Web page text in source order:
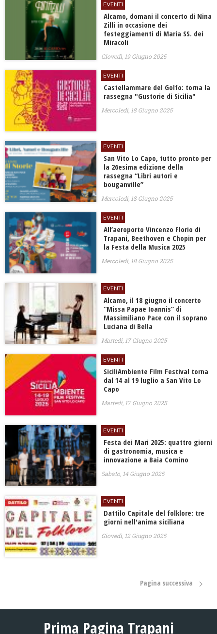
EVENTI
Alcamo, domani il concerto di Nina
Zilli in occasione dei
festeggiamenti di Maria SS. dei
Miracoli
Giovedì, 19 Giugno 2025
EVENTI
​Castellammare del Golfo: torna la
rassegna "Gustorie di Sicilia"
Mercoledì, 18 Giugno 2025
EVENTI
San Vito Lo Capo, tutto pronto per
la 26esima edizione della
rassegna “Libri autori e
bouganville”
Mercoledì, 18 Giugno 2025
EVENTI
All’aeroporto Vincenzo Florio di
Trapani, Beethoven e Chopin per
la Festa della Musica 2025
Mercoledì, 18 Giugno 2025
EVENTI
Alcamo, il 18 giugno il concerto
“Missa Papae Ioannis” di
Massimiliano Pace con il soprano
Luciana di Bella
Martedì, 17 Giugno 2025
EVENTI
SiciliAmbiente Film Festival torna
dal 14 al 19 luglio a San Vito Lo
Capo
Martedì, 17 Giugno 2025
EVENTI
Festa dei Mari 2025: quattro giorni
di gastronomia, musica e
innovazione a Baia Cornino
Sabato, 14 Giugno 2025
EVENTI
Dattilo Capitale del folklore: tre
giorni nell'anima siciliana
Giovedì, 12 Giugno 2025
Pagina successiva
Prima Pagina Trapani